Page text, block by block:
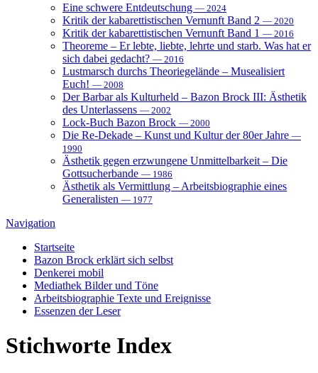
Eine schwere Entdeutschung — 2024
Kritik der kabarettistischen Vernunft Band 2 — 2020
Kritik der kabarettistischen Vernunft Band 1 — 2016
Theoreme – Er lebte, liebte, lehrte und starb. Was hat er
sich dabei gedacht? — 2016
Lustmarsch durchs Theoriegelände – Musealisiert
Euch! — 2008
Der Barbar als Kulturheld – Bazon Brock III: Ästhetik
des Unterlassens — 2002
Lock-Buch Bazon Brock — 2000
Die Re-Dekade – Kunst und Kultur der 80er Jahre —
1990
Ästhetik gegen erzwungene Unmittelbarkeit – Die
Gottsucherbande — 1986
Ästhetik als Vermittlung – Arbeitsbiographie eines
Generalisten — 1977
Navigation
Startseite
Bazon Brock erklärt sich selbst
Denkerei mobil
Mediathek Bilder und Töne
Arbeitsbiographie Texte und Ereignisse
Essenzen der Leser
Stichworte Index